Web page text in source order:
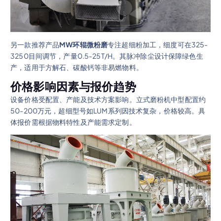
另一款推荐产品MW环辊微粉磨专注超细粉加工，细度可在325-
3250目间调节，产量0.5-25T/H。其脉冲除尘设计保障绿色生
产，适用于方解石、碳酸钙等非易燃物料。
价格影响因素与报价趋势
设备价格受配置、产能及技术方案影响。立式磨粉机中型配置约
50-200万元，超细型号如LUM系列因技术复杂，价格较高。具
体报价需根据物料特性及产能需求定制。